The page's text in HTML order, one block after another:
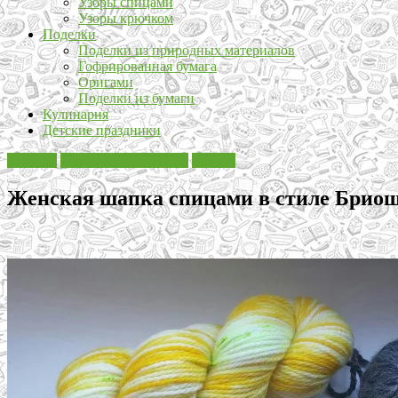
Узоры крючком
Поделки
Поделки из природных материалов
Гофрированная бумага
Оригами
Поделки из бумаги
Кулинария
Детские праздники
Женская шапка спицами в стиле